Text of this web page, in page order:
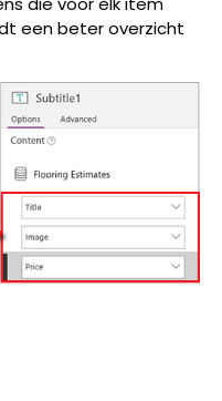
een beter overzicht